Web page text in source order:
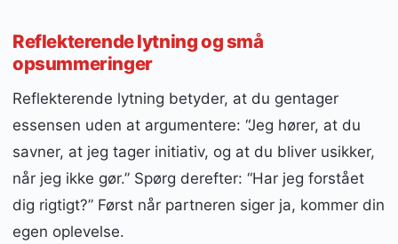
Reflekterende lytning og små
opsummeringer
Reflekterende lytning betyder, at du gentager
essensen uden at argumentere: “Jeg hører, at du
savner, at jeg tager initiativ, og at du bliver usikker,
når jeg ikke gør.” Spørg derefter: “Har jeg forstået
dig rigtigt?” Først når partneren siger ja, kommer din
egen oplevelse.